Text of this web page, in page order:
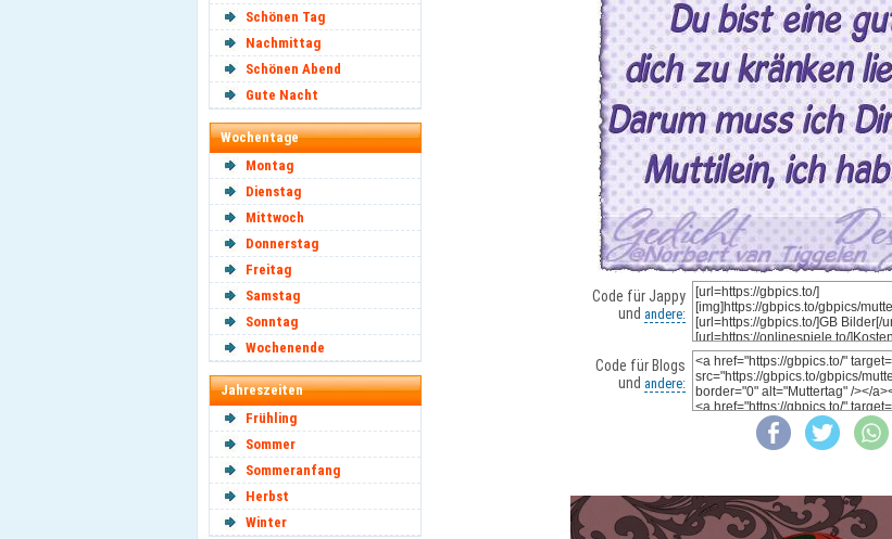
Schönen Tag
Nachmittag
Schönen Abend
Gute Nacht
Wochentage
Montag
Dienstag
Mittwoch
Donnerstag
Freitag
Samstag
Sonntag
Wochenende
Jahreszeiten
Frühling
Sommer
Sommeranfang
Herbst
Winter
Code für Jappy
und andere:
Code für Blogs
und andere: